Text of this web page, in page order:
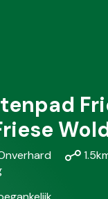
Afstand